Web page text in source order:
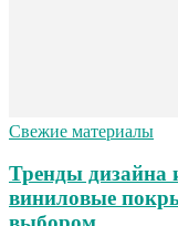
Свежие материалы
Тренды дизайна
виниловые